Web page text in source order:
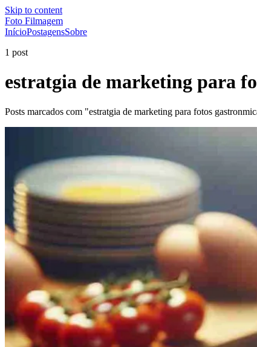
Skip to content
Foto Filmagem
InícioPostagensSobre
1 post
estratgia de marketing para
Posts marcados com "estratgia de marketing para fotos